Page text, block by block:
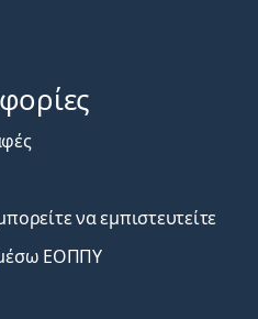
να εμπιστευτείτε
ΕΟΠΠΥ